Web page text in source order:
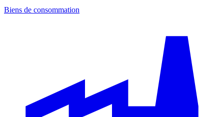
Biens de consommation